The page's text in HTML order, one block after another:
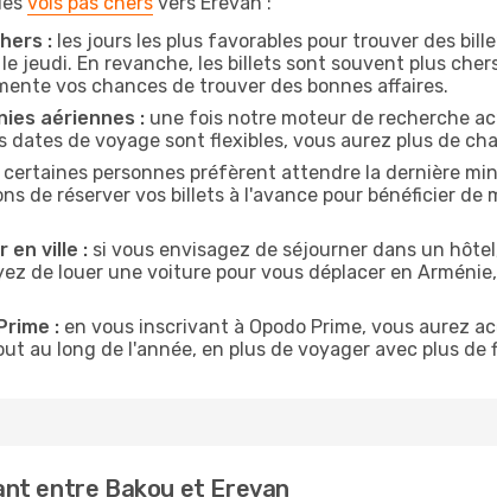
: les jours les plus favorables pour trouver des
jeudi. En revanche, les billets sont souvent plus
vos chances de trouver des bonnes affaires.
aériennes : une fois notre moteur de recherche
dates de voyage sont flexibles, vous aurez plus de
certaines personnes préfèrent attendre la dernière
de réserver vos billets à l'avance pour bénéficier
en ville : si vous envisagez de séjourner dans un
de louer une voiture pour vous déplacer en
: en vous inscrivant à Opodo Prime, vous aurez
au long de l'année, en plus de voyager avec plus
entre Bakou et Erevan